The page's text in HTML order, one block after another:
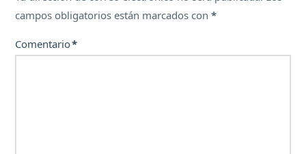
campos obligatorios están marcados con*
Comentario*